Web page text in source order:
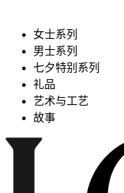
女士系列
男士系列
七夕特别系列
礼品
艺术与工艺
故事